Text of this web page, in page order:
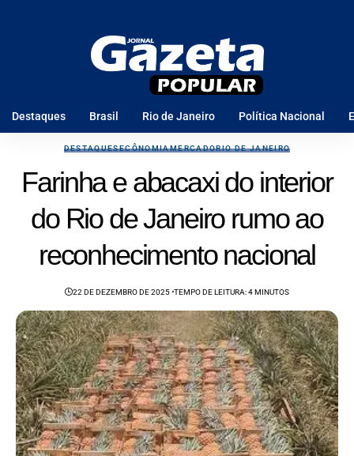
Destaques Brasil Rio de Janeiro Política Nacional
DESTAQUESECÔNOMIAMERCADORIO DE JANEIRO
Farinha e abacaxi do interior
do Rio de Janeiro rumo ao
reconhecimento nacional
22 DE DEZEMBRO DE 2025 TEMPO DE LEITURA: 4 MINUTOS